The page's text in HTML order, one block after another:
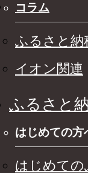
コラム
ふるさと納
イオン関連
ふるさと
はじめての方
はじめて